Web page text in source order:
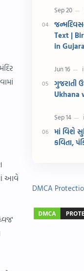
આવે
શિક્ષક દિવસ
કહેવતો
ગુજરાતી વ્યાકરણ
Merit List
Text |
in
ગુજરાતી
Ukhana
માં વિશે
કવિતા,
DMCA